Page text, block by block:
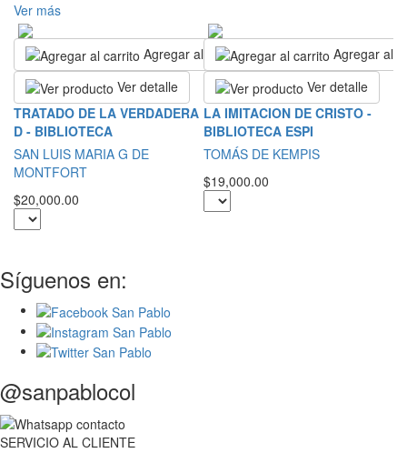
Ver más
Agregar al carrito
Ver detalle
TRATADO DE LA VERDADERA
D - BIBLIOTECA
SAN LUIS MARIA G DE
MONTFORT
$20,000.00
Agregar al
Ver detalle
LA IMITACION DE CRISTO -
BIBLIOTECA ESPI
TOMÁS DE KEMPIS
$19,000.00
Síguenos en:
@sanpablocol
SERVICIO AL CLIENTE